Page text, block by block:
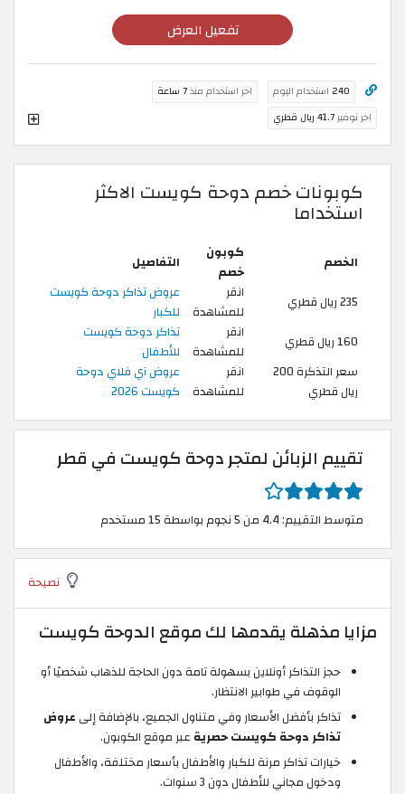
تفعيل العرض
240 استخدام اليوم اخر استخدام منذ7 ساعة
اخر توفير41.7 ريال قطري
كوبونات خصم دوحة كويست الاكثر
استخداما
الخصم
كوبون
خصم
التفاصيل
235 ريال قطري
انقر
للمشاهدة
عروض تذاكر دوحة كويست
للكبار
160 ريال قطري
انقر
للمشاهدة
تذاكر دوحة كويست
للأطفال
سعر التذكرة 200
ريال قطري
انقر
للمشاهدة
عروض آي فلاي دوحة
كويست 2026
تقييم الزبائن لمتجر دوحة كويست في قطر
متوسط التقييم: 4.4 من 5 نجوم بواسطة 15 مستخدم
نصيحة
مزايا مذهلة يقدمها لك موقع الدوحة كويست
حجز التذاكر أونلاين بسهولة تامة دون الحاجة للذهاب شخصيًا أو
الوقوف في طوابير الانتظار.
تذاكر بأفضل الأسعار وفي متناول الجميع، بالإضافة إلى عروض
تذاكر دوحة كويست حصرية عبر موقع الكوبون.
خيارات تذاكر مرنة للكبار والأطفال بأسعار مختلفة، والأطفال
ودخول مجاني للأطفال دون 3 سنوات.